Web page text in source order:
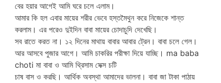
বের হয়ার আগেই আমি ঘরে চলে এলাম।
আমার কি হল এবার মায়ের শরীর ভেবে হস্তমৈথুন করে নিজেকে শান্ত
করলাম। এর পরেও দুইদিন বাবা মায়ের চোদাচুদি দেখেছি।
সব রাতে করত না। ১২ দিনের মাথায় বাবার আবার ট্রেন। বাবা চলে গেল।
আর আসবে পুজার আগে। আমি চাকরির পরীক্ষা দিয়ে যাচ্ছি। ma baba
choti মা বাবা ও আমি থ্রিসাম সেক্স চটি
চাষ বাস ও করছি। আর্থিক অবস্থা আমাদের ভালনা। বাবা জা টাকা পাঠায়